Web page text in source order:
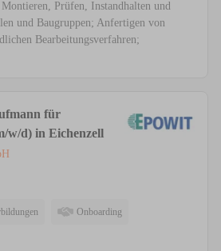
Prüfen, Instandhalten und
und Baugruppen; Anfertigen von
Bearbeitungsverfahren;
für
w/d) in Eichenzell
Onboarding